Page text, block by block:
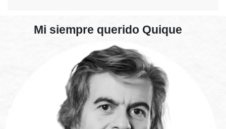
Mi siempre querido Quique